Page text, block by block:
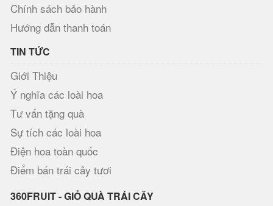
Chính sách bảo hành
Hướng dẫn thanh toán
TIN TỨC
Giới Thiệu
Ý nghĩa các loài hoa
Tư vấn tặng quà
Sự tích các loài hoa
Điện hoa toàn quốc
Điểm bán trái cây tươi
360FRUIT - GIỎ QUÀ TRÁI CÂY